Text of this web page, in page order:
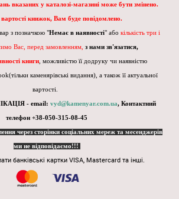
вказаних у каталозі-магазині може бути змінено.
вартості книжок, Вам буде повідомлено.
з позначкою "Немає в наявності" або кількість три і
Вас, перед замовленням, з нами зв'язатися,
книги , можливістю її додруку чи наявністю
каменярівські видання), а також її актуальної
вартості.
- email: vyd@kamenyar.com.ua, Контактний
телефон +38-050-315-08-45
через сторінки соціальних мереж та месенджерів
ми не відповідаємо!!!
банківські картки VISA, Mastercard та інші.